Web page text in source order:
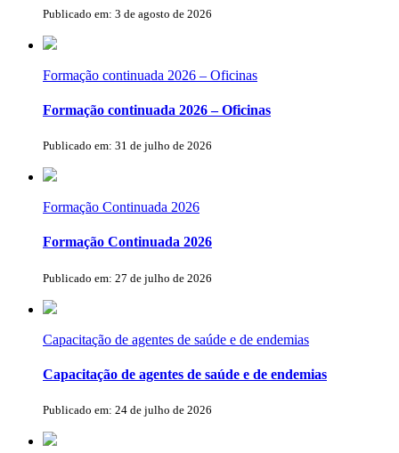
Publicado em: 3 de agosto de 2026
Formação continuada 2026 – Oficinas
Formação continuada 2026 – Oficinas
Publicado em: 31 de julho de 2026
Formação Continuada 2026
Formação Continuada 2026
Publicado em: 27 de julho de 2026
Capacitação de agentes de saúde e de endemias
Capacitação de agentes de saúde e de endemias
Publicado em: 24 de julho de 2026